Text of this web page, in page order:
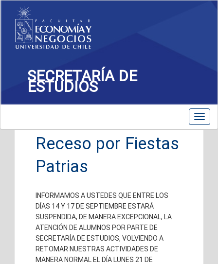
SECRETARÍA DE
ESTUDIOS
Receso por Fiestas
Patrias
INFORMAMOS A USTEDES QUE ENTRE LOS
DÍAS 14 Y 17 DE SEPTIEMBRE ESTARÁ
SUSPENDIDA, DE MANERA EXCEPCIONAL, LA
ATENCIÓN DE ALUMNOS POR PARTE DE
SECRETARÍA DE ESTUDIOS, VOLVIENDO A
RETOMAR NUESTRAS ACTIVIDADES DE
MANERA NORMAL EL DÍA LUNES 21 DE